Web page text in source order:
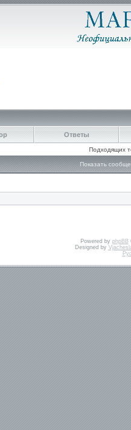
Ответы
Подходящих
Показать
Powered by phpBB
Designed by